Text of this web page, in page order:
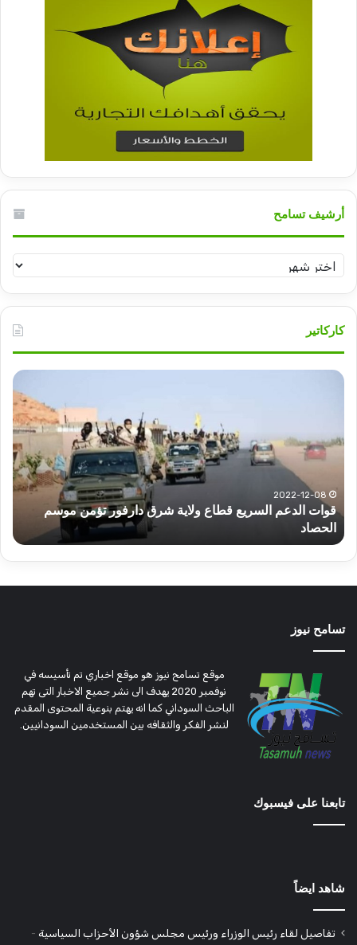
أرشيف تسامح
أرشيف
تسامح
كاركاتير
قوات
ولاية
شرق
تؤمن
موسم
الحصاد
2022-12-08
قوات الدعم السريع قطاع ولاية شرق دارفور تؤمن موسم
الحصاد
تسامح نيوز
موقع تسامح نيوز هو موقع اخباري تم تأسيسه في
نوفمبر 2020 يهدف الى نشر جميع الاخبار التى تهم
الباحث السوداني كما انه يهتم بنوعية المحتوى المقدم
لنشر الفكر والثقافه بين المستخدمين السودانيين.
تابعنا على فيسبوك
شاهد ايضاً
تفاصيل لقاء رئيس الوزراء ورئيس مجلس شؤون الأحزاب السياسية